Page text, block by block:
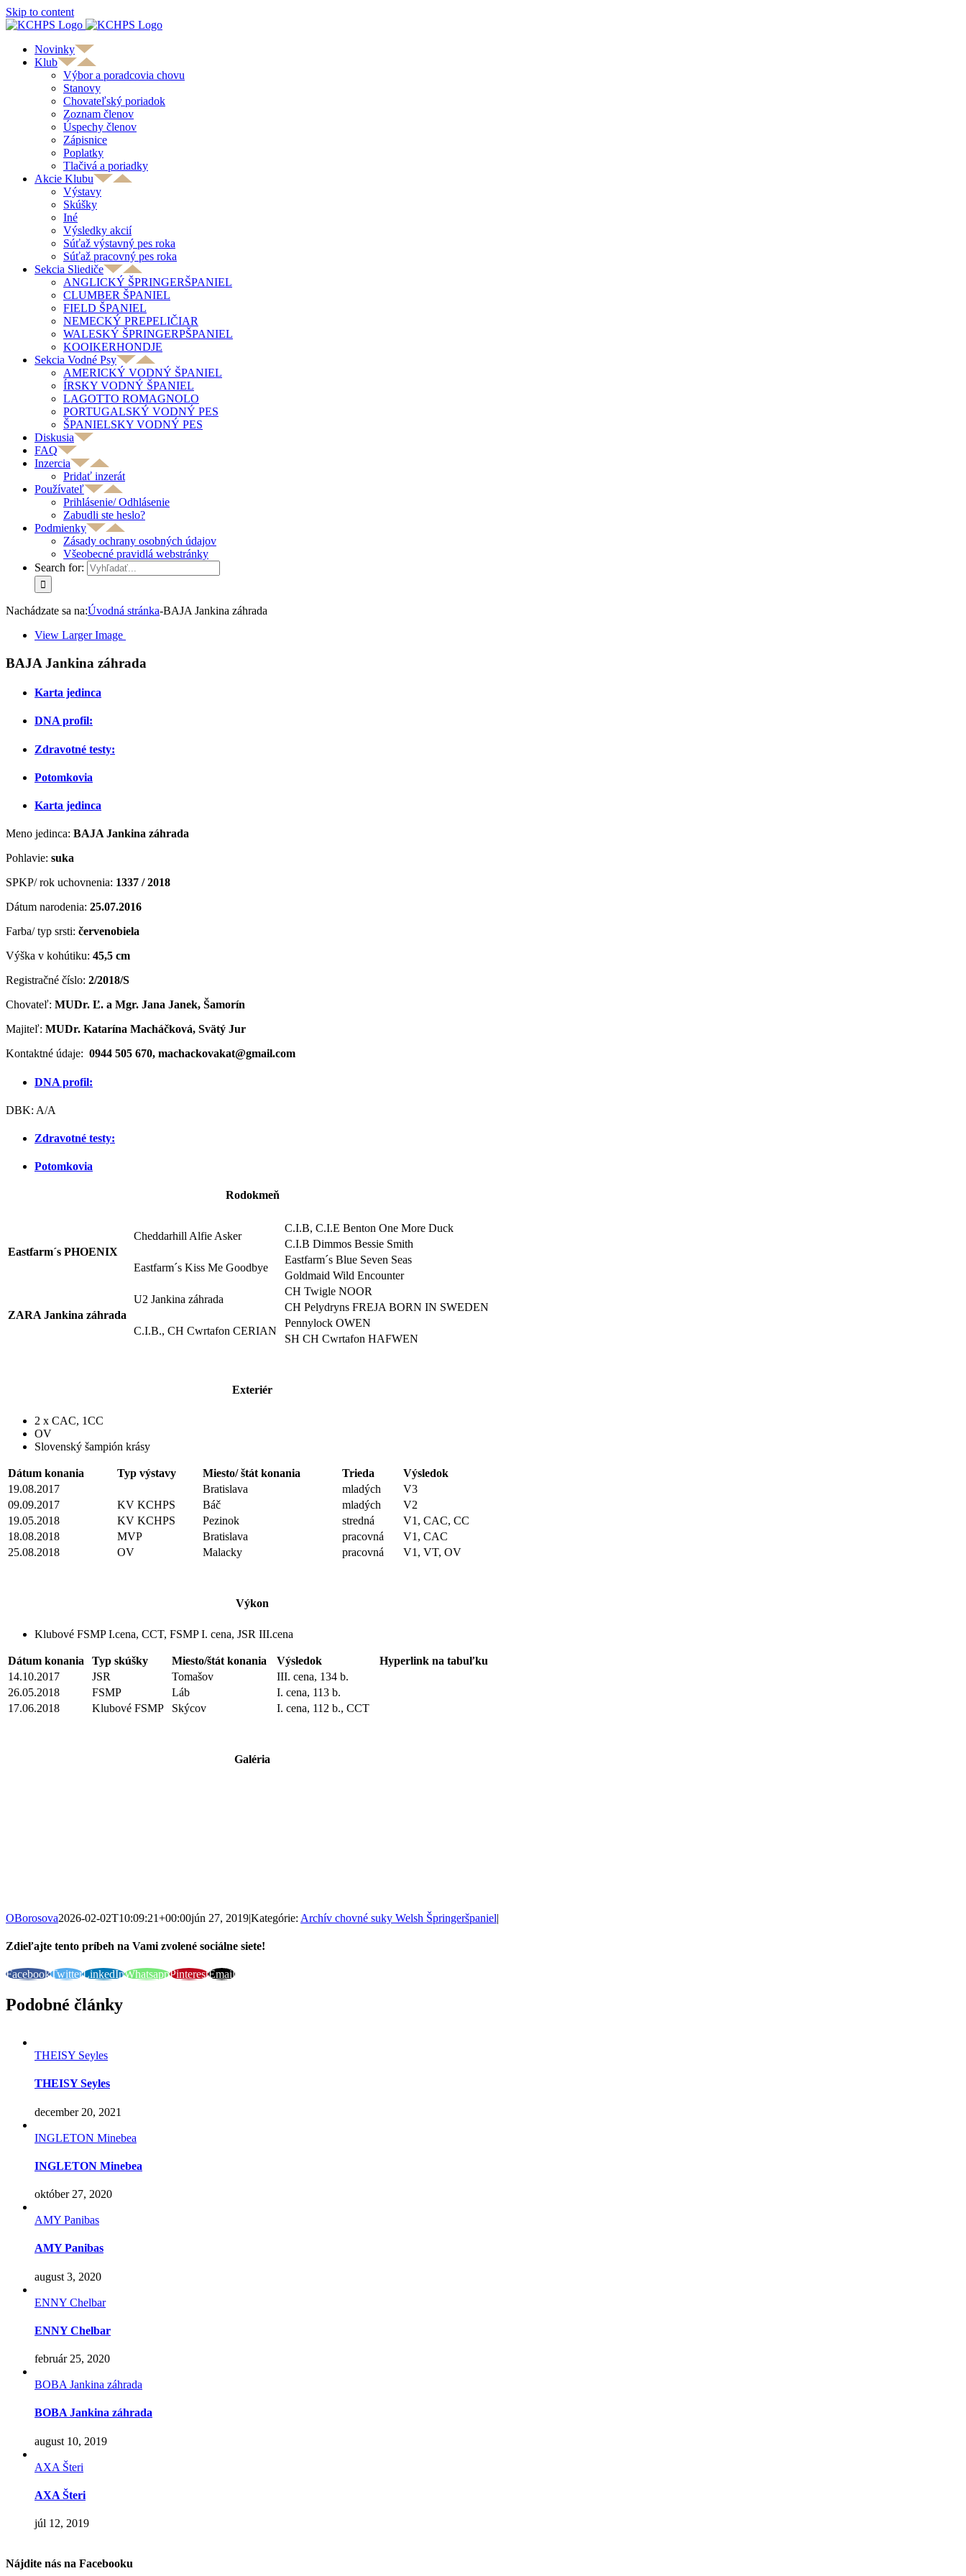
Skip to content
Novinky
Klub
Výbor a poradcovia chovu
Stanovy
Chovateľský poriadok
Zoznam členov
Úspechy členov
Zápisnice
Poplatky
Tlačivá a poriadky
Akcie Klubu
Výstavy
Skúšky
Iné
Výsledky akcií
Súťaž výstavný pes roka
Súťaž pracovný pes roka
Sekcia Sliediče
ANGLICKÝ ŠPRINGERŠPANIEL
CLUMBER ŠPANIEL
FIELD ŠPANIEL
NEMECKÝ PREPELIČIAR
WALESKÝ ŠPRINGERPŠPANIEL
KOOIKERHONDJE
Sekcia Vodné Psy
AMERICKÝ VODNÝ ŠPANIEL
ÍRSKY VODNÝ ŠPANIEL
LAGOTTO ROMAGNOLO
PORTUGALSKÝ VODNÝ PES
ŠPANIELSKY VODNÝ PES
Diskusia
FAQ
Inzercia
Pridať inzerát
Používateľ
Prihlásenie/ Odhlásenie
Zabudli ste heslo?
Podmienky
Zásady ochrany osobných údajov
Všeobecné pravidlá webstránky
Search for:
Nachádzate sa na:Úvodná stránka-BAJA Jankina záhrada
View Larger Image
BAJA Jankina záhrada
Karta jedinca
DNA profil:
Zdravotné testy:
Potomkovia
Karta jedinca
Meno jedinca: BAJA Jankina záhrada
Pohlavie: suka
SPKP/ rok uchovnenia: 1337 / 2018
Dátum narodenia: 25.07.2016
Farba/ typ srsti: červenobiela
Výška v kohútiku: 45,5 cm
Registračné číslo: 2/2018/S
Chovateľ: MUDr. Ľ. a Mgr. Jana Janek, Šamorín
Majiteľ: MUDr. Katarína Macháčková, Svätý Jur
Kontaktné údaje: 0944 505 670, machackovakat@gmail.com
DNA profil:
DBK: A/A
Zdravotné testy:
Potomkovia
Rodokmeň
Eastfarm´s PHOENIX
Cheddarhill Alfie Asker
C.I.B, C.I.E Benton One More Duck
C.I.B Dimmos Bessie Smith
Eastfarm´s Kiss Me Goodbye
Eastfarm´s Blue Seven Seas
Goldmaid Wild Encounter
ZARA Jankina záhrada
U2 Jankina záhrada
CH Twigle NOOR
CH Pelydryns FREJA BORN IN SWEDEN
C.I.B., CH Cwrtafon CERIAN
Pennylock OWEN
SH CH Cwrtafon HAFWEN
Exteriér
2 x CAC, 1CC
OV
Slovenský šampión krásy
Dátum konania Typ výstavy Miesto/ štát konania Trieda
Výsledok
19.08.2017
Bratislava mladých
V3
09.09.2017
KV KCHPS Báč mladých
V2
19.05.2018
KV KCHPS Pezinok stredná
V1, CAC, CC
18.08.2018
MVP Bratislava pracovná
V1, CAC
25.08.2018
OV Malacky pracovná V1, VT, OV
Výkon
Klubové FSMP I.cena, CCT, FSMP I. cena, JSR III.cena
Dátum konania Typ skúšky Miesto/štát konania Výsledok
Hyperlink na tabuľku
14.10.2017
JSR Tomašov
III. cena, 134 b.
26.05.2018
FSMP Láb
I. cena, 113 b.
17.06.2018
Klubové FSMP Skýcov I. cena, 112 b., CCT
Galéria
OBorosova2026-02-02T10:09:21+00:00jún 27, 2019|Kategórie: Archív chovné suky Welsh Špringeršpaniel|
Zdieľajte tento príbeh na Vami zvolené sociálne siete!
FacebookTwitterLinkedInWhatsappPinterestEmail
Podobné články
THEISY Seyles
THEISY Seyles
december 20, 2021
INGLETON Minebea
INGLETON Minebea
október 27, 2020
AMY Panibas
AMY Panibas
august 3, 2020
ENNY Chelbar
ENNY Chelbar
február 25, 2020
BOBA Jankina záhrada
BOBA Jankina záhrada
august 10, 2019
AXA Šteri
AXA Šteri
júl 12, 2019
Nájdite nás na Facebooku